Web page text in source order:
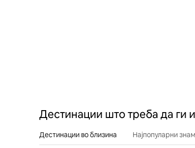
Дестинации што треба да ги
Дестинации во близина Најпопуларни